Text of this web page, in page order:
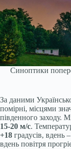
Синоптики
За даними
помірні, місцями
південного заходу.
15-20 м/с.
+18 градусів, вдень
вдень повітря